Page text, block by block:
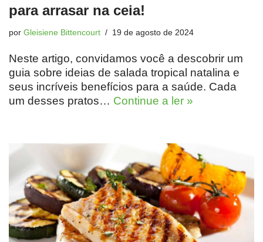
para arrasar na ceia!
por Gleisiene Bittencourt 19 de agosto de 2024
Neste artigo, convidamos você a descobrir um
guia sobre ideias de salada tropical natalina e
seus incríveis benefícios para a saúde. Cada
um desses pratos… Continue a ler »